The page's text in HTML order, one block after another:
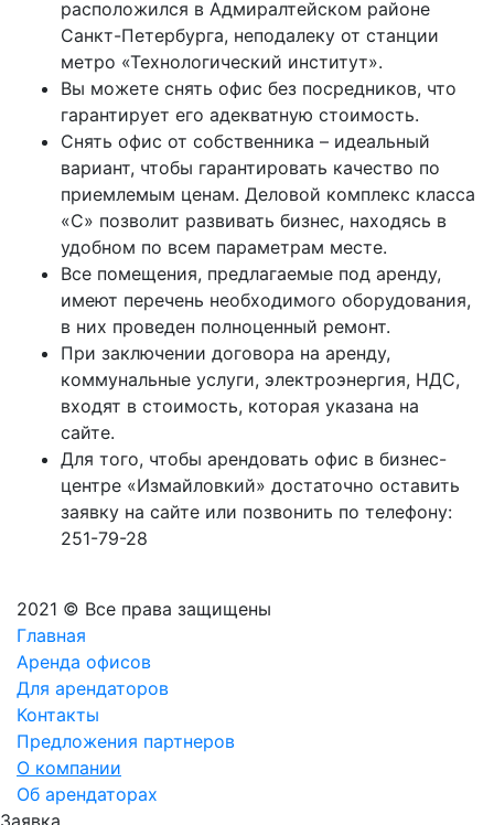
расположился в Адмиралтейском районе
Санкт-Петербурга, неподалеку от станции
метро «Технологический институт».
Вы можете снять офис без посредников, что
гарантирует его адекватную стоимость.
Снять офис от собственника – идеальный
вариант, чтобы гарантировать качество по
приемлемым ценам. Деловой комплекс класса
«С» позволит развивать бизнес, находясь в
удобном по всем параметрам месте.
Все помещения, предлагаемые под аренду,
имеют перечень необходимого оборудования,
в них проведен полноценный ремонт.
При заключении договора на аренду,
коммунальные услуги, электроэнергия, НДС,
входят в стоимость, которая указана на
сайте.
Для того, чтобы арендовать офис в бизнес-
центре «Измайловкий» достаточно оставить
заявку на сайте или позвонить по телефону:
251-79-28
2021 © Все права защищены
Главная
Аренда офисов
Для арендаторов
Контакты
Предложения партнеров
О компании
Об арендаторах
Заявка